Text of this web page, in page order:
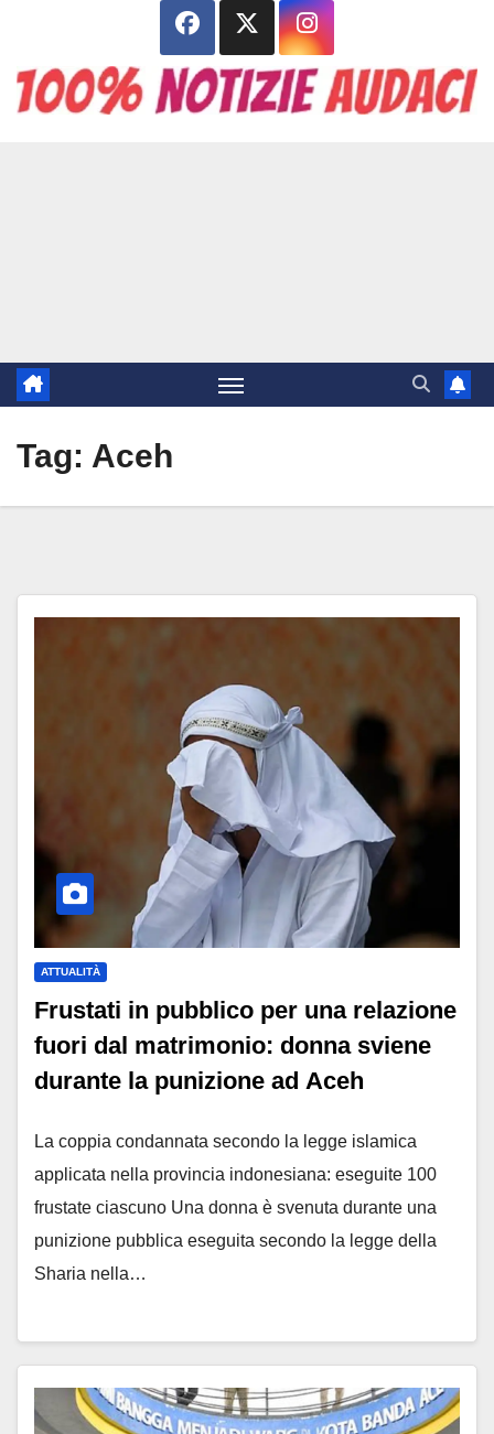
contenuto
Tag: Aceh
ATTUALITÀ
Frustati in pubblico per una relazione
fuori dal matrimonio: donna sviene
durante la punizione ad Aceh
La coppia condannata secondo la legge islamica
applicata nella provincia indonesiana: eseguite 100
frustate ciascuno Una donna è svenuta durante una
punizione pubblica eseguita secondo la legge della
Sharia nella…